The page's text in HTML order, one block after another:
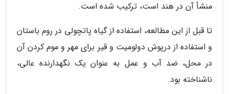
منشأ آن در هند است، ترکیب شده است.
تا قبل از این مطالعه، استفاده از گیاه پاتچولی در روم باستان
و استفاده از درپوش دولومیت و قیر برای مهر و موم کردن آن
در محل، ضد آب و عمل به عنوان یک نگهدارنده عالی،
ناشناخته بود.